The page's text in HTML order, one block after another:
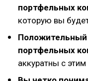
портфельных
которую вы
портфельных
аккуратны с